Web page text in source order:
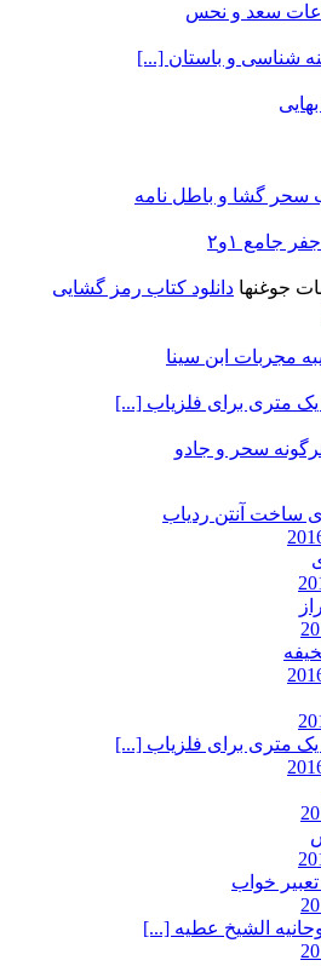
سعد و نحس
شناسی و باستان [...]
سحر گشا و باطل نامه
جامع ۱و۲
دانلود کتاب رمز گشایی
مجربات ابن سینا
متری برای فلزیاب [...]
سحر و جادو
ساخت آنتن ردیاب
متری برای فلزیاب [...]
خواب
الشیخ عطیه [...]